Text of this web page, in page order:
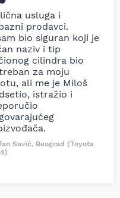
usluga i
prodavci.
bio siguran koji je
naziv i tip
cilindra bio
za moju
ali me je Miloš
istražio i
Savić, Beograd (Toyota